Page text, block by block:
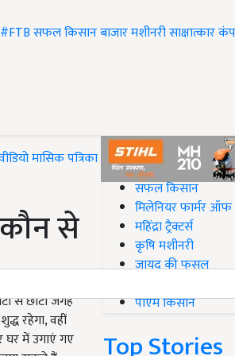
#FTBसफल किसानबाजारमशीनरीसाक्षात्कार
मासिक पत्रिका
से
से छोटी जगह
रहेगा, वहीं
घर में उगाएं गए
#Top on Krishi Jagran
सफल किसान
मिलेनियर फार्मर ऑफ
महिंद्रा ट्रैक्टर्स
कृषि मशीनरी
जायद की फसल
पीएम किसान
Top Stories